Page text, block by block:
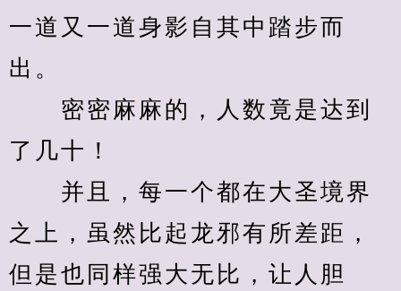
一道又一道身影自其中踏步而
出。
密密麻麻的，人数竟是达到
了几十！
并且，每一个都在大圣境界
之上，虽然比起龙邪有所差距，
但是也同样强大无比，让人胆